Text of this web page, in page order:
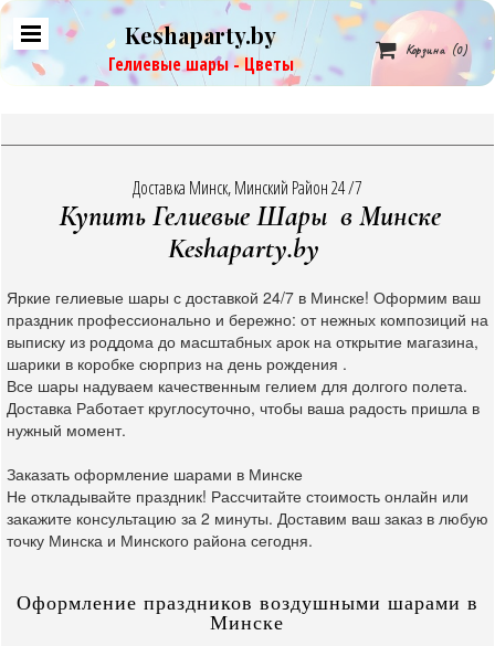
Keshaparty.by
Гелиевые шары - Цветы
 Корзина (0)
Доставка Минск, Минский Район 24 /7
Купить Гелиевые Шары в Минске
Keshaparty.by
Яркие гелиевые шары с доставкой 24/7 в Минске! Оформим ваш
праздник профессионально и бережно: от нежных композиций на
выписку из роддома до масштабных арок на открытие магазина,
шарики в коробке сюрприз на день рождения .
Все шары надуваем качественным гелием для долгого полета.
Доставка Работает круглосуточно, чтобы ваша радость пришла в
нужный момент.
Заказать оформление шарами в Минске
Не откладывайте праздник! Рассчитайте стоимость онлайн или
закажите консультацию за 2 минуты. Доставим ваш заказ в любую
точку Минска и Минского района сегодня.
Оформление праздников воздушными шарами в
Минске